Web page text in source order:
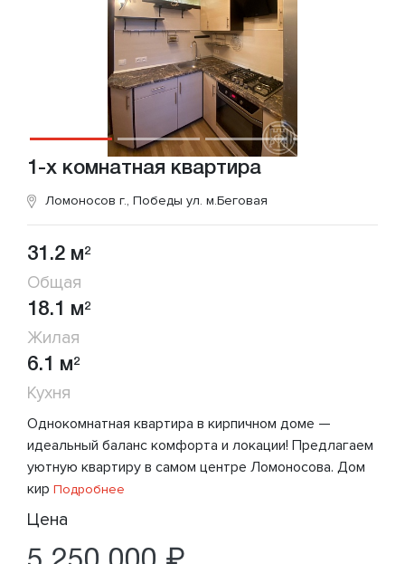
1-х комнатная квартира
Ломоносов г., Победы ул. м.Беговая
31.2 м2
Общая
18.1 м2
Жилая
6.1 м2
Кухня
Однокомнатная квартира в кирпичном доме —
идеальный баланс комфорта и локации! Предлагаем
уютную квартиру в самом центре Ломоносова. Дом
кир Подробнее
Цена